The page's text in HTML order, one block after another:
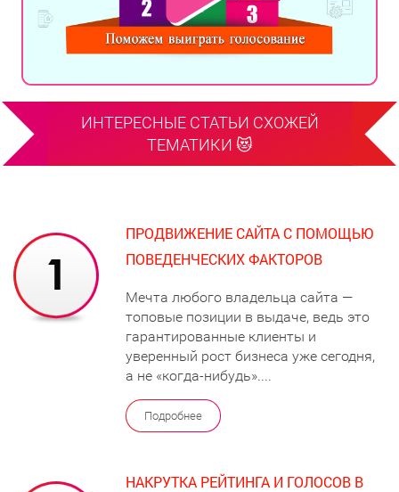
ИНТЕРЕСНЫЕ СТАТЬИ СХОЖЕЙ
ТЕМАТИКИ 😻
ПРОДВИЖЕНИЕ САЙТА С ПОМОЩЬЮ
ПОВЕДЕНЧЕСКИХ ФАКТОРОВ
Мечта любого владельца сайта —
топовые позиции в выдаче, ведь это
гарантированные клиенты и
уверенный рост бизнеса уже сегодня,
а не «когда-нибудь»....
Подробнее
НАКРУТКА РЕЙТИНГА И ГОЛОСОВ В